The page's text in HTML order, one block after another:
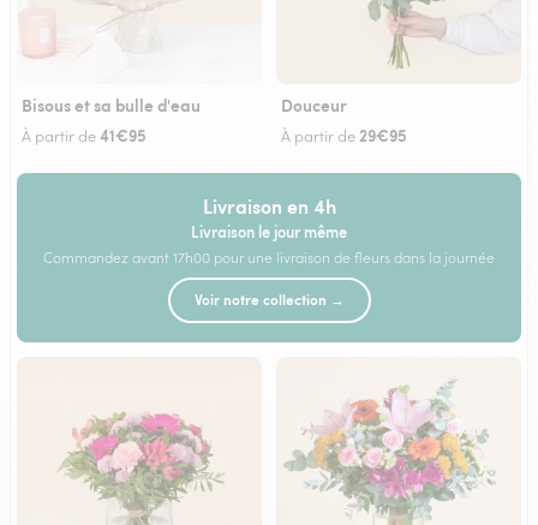
Bisous et sa bulle d'eau
À partir de41€95
Douceur
À partir de 29€95
Livraison en 4h
Livraison le jour même
Commandez avant 17h00 pour une livraison de fleurs dans la journée
Voir notre collection →